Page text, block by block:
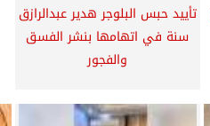
تأييد حبس البلوجر هدير عبدالرازق
سنة في اتهامها بنشر الفسق
والفجور